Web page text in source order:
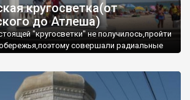
кругосветка(от
до Атлеша)
"кругосветки" не получилось,пройти
совершали радиальные